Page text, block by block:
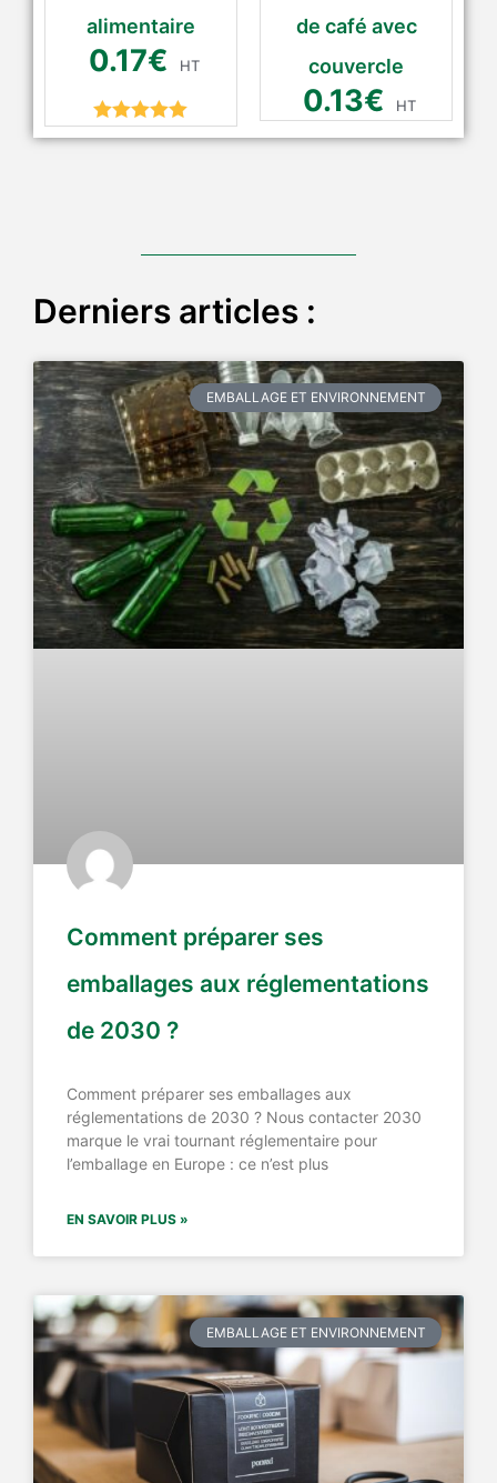
alimentaire
0.17€ HT
Rated5.00
de café avec
couvercle
0.13€ HT
Derniers articles :
EMBALLAGE ET ENVIRONNEMENT
Comment préparer ses
emballages aux réglementations
de 2030 ?
Comment préparer ses emballages aux
réglementations de 2030 ? Nous contacter 2030
marque le vrai tournant réglementaire pour
l’emballage en Europe : ce n’est plus
EN SAVOIR PLUS »
EMBALLAGE ET ENVIRONNEMENT